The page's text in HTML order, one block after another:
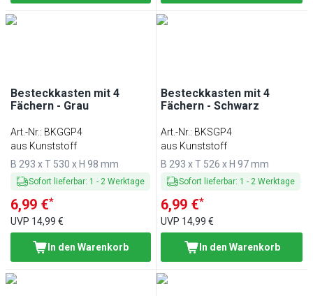
Besteckkasten mit 4
Fächern - Grau
Art.-Nr.: BKGGP4
aus Kunststoff
B 293 x T 530 x H 98 mm
Sofort lieferbar: 1 - 2 Werktage
6,99 €*
UVP 14,99 €
In den Warenkorb
Besteckkasten mit 4
Fächern - Schwarz
Art.-Nr.: BKSGP4
aus Kunststoff
B 293 x T 526 x H 97 mm
Sofort lieferbar: 1 - 2 Werktage
6,99 €*
UVP 14,99 €
In den Warenkorb